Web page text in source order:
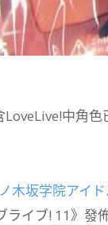
中角
木坂学院アイ
ライブ! 11》發